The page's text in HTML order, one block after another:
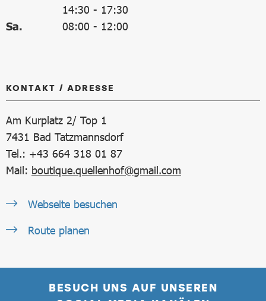
14:30 - 17:30
Sa.
08:00 - 12:00
KONTAKT / ADRESSE
Am Kurplatz 2/ Top 1
7431 Bad Tatzmannsdorf
Tel.: +43 664 318 01 87
Mail: boutique.quellenhof@gmail.com
Webseite besuchen
Route planen
BESUCH UNS AUF UNSEREN